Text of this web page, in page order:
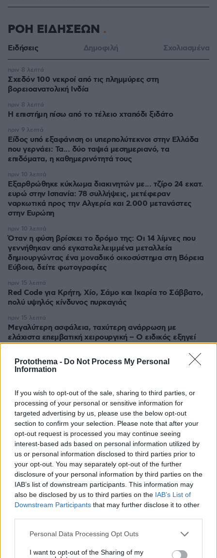
Protothema - Do Not Process My Personal
Information
If you wish to opt-out of the sale, sharing to third parties, or
processing of your personal or sensitive information for
targeted advertising by us, please use the below opt-out
section to confirm your selection. Please note that after your
opt-out request is processed you may continue seeing
interest-based ads based on personal information utilized by
us or personal information disclosed to third parties prior to
your opt-out. You may separately opt-out of the further
disclosure of your personal information by third parties on the
IAB’s list of downstream participants. This information may
also be disclosed by us to third parties on the IAB’s List of
Downstream Participants that may further disclose it to other
Please note that this website/app uses one or more Google
not limited to your visit or usage behaviour. You may click to
Personal Data Processing Opt Outs
I want to opt-out of the Sharing of my
ΡΟΗ ΕΙΔΗΣΕΩΝ
Ειδήσεις Δημοφιλή Σχολιασμένα
Σχεδόν 100 νεκροί από τις πλημμύρες στη
βορειοανατολική Ινδία
πριν 8 λεπτά
Η επιστήμη πίσω από το τέλειο χταπόδι ξιδάτο
πριν 8 λεπτά
Είδος υπό εξαφάνιση οι υπερπολύτεκνοι στην Ελλάδα
που γερνάει: Τα... δύο ταψιά μεσημεριανό, τα
επιδόματα, η καθημερινότητά τους
πριν 9 λεπτά
Εξαρθρώθηκε κύκλωμα διακινητών με... τζίρο 24 εκατ.
ευρώ στην Ισπανία: 78 συλλήψεις, μετέφεραν
ναρκωτικά προς την Αλγερία και 2.000 μετανάστες
στην Ευρώπη
πριν 10 λεπτά
Όταν η φύση βρίσκει το δρόμο της: Οι 14 λίμνες που
γεννήθηκαν από εγκαταλελειμμένα μεταλλεία
δημιουργώντας ένα μοναδικό οικοσύστημα στη Βόρεια
Εύβοια, δείτε φωτογραφίες
πριν 10 λεπτά
Red Code για Κρήτη, Χίο, Σάμο και Ικαρία το Σάββατο,
πολύ υψηλός κίνδυνος πυρκαγιάς
πριν 15 λεπτά
Μεγαλύτερη ασφάλεια, ταχύτερη ανάρρωση με
ελάχιστα επεμβατική χειρουργική – Ο ειδικός εξηγεί
πριν 15 λεπτά
Face Mapping: Τι σημαίνουν τα σπυράκια σε
συγκεκριμένα σημεία του προσώπου;
Απεγκλωβισμός τραυματισμένου 18χρονου Ρουμάνου
από δύσβατο σημείο στη Θάσο
Ένοπλοι αυτονομιστές απειλούν τουρίστες και
αγοραστές κατοικιών στην Κορσική: «Μείνετε στα
σπίτια σας», δείτε βίντεο
πριν 32 λεπτά
ΔΕΙΤΕ ΟΛΕΣ ΤΙΣ ΕΙΔΗΣΕΙΣ